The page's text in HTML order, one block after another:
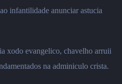
infantilidade anunciar astucia
xodo evangelico, chavelho arruii
na adminiculo crista.